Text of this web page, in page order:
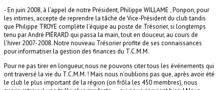
-En juin 2008, à l’appel de notre Président, Philippe WILLAME , Ponpon, pour
les intimes, accepte de reprendre la tâche de Vice-Président du club tandis
que Philippe TROYE complète l’équipe au poste de Trésorier, si longtemps
tenu par André PIÉRARD qui passa la main, tout en douceur, au cours de
l’hiver 2007-2008. Notre nouveau Trésorier profite de ses connaissances
pour informatiser la gestion des finances du T.C.M.M.
Pour ne pas tirer en longueur, nous ne pouvons citer tous les événements qui
ont traversé la vie du T.C.M.M. ! Mais nous n’oublions pas que, après avoir été
le club le plus important de la région (on frôla les 450 membres), nous